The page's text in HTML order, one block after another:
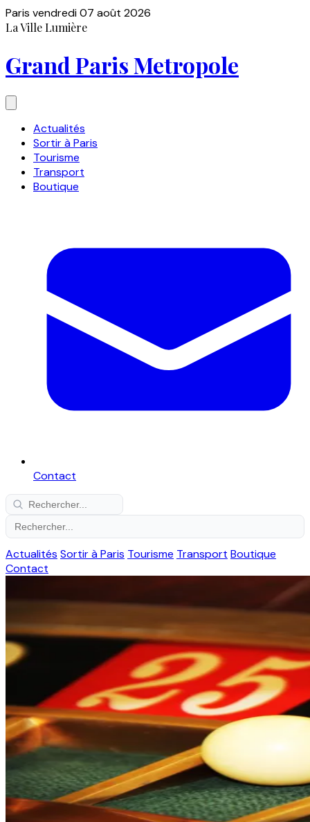
Paris vendredi 07 août 2026
La Ville Lumière
Grand Paris Metropole
Actualités
Sortir à Paris
Tourisme
Transport
Boutique
Contact
Actualités Sortir à Paris Tourisme Transport Boutique
Contact